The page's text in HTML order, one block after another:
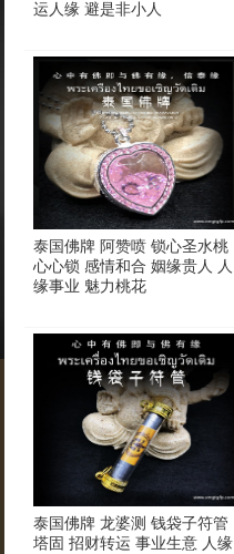
运人缘 避是非小人
泰国佛牌 阿赞喷 锁心圣水桃
心心锁 感情和合 姻缘贵人 人
缘事业 魅力桃花
泰国佛牌 龙婆测 钱袋子符管
塔固 招财转运 事业生意 人缘